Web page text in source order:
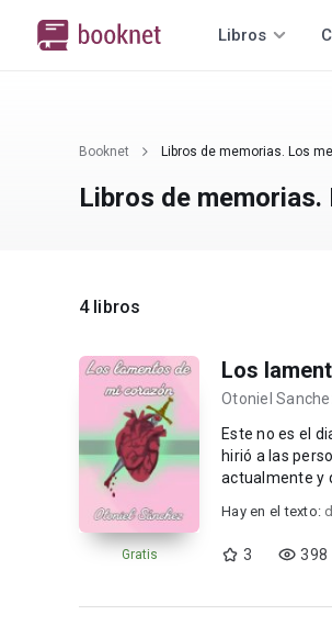
Libros
Booknet Libros de memorias. Los
Libros de
4 libros
Gratis
Los
Otoniel
Este no es el
hirió a las
actualmente y
Hay en el texto:
3 398